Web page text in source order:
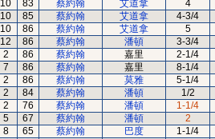
10 83 蔡約翰 艾道拿 4
10 85 蔡約翰 艾道拿 4-3/4
10 86 蔡約翰 艾道拿 5
12 86 蔡約翰 潘頓 3-3/4
2 86 蔡約翰 嘉里 2-1/4
7 86 蔡約翰 嘉里 8-1/4
2 86 蔡約翰 莫雅 5-1/4
2 84 蔡約翰 潘頓 1/2
2 76 蔡約翰 潘頓 1-1/4
5 67 蔡約翰 潘頓 2
8 65 蔡約翰 巴度 1-1/4